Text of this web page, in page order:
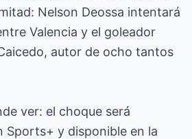
Nelson Deossa intentará
Valencia y el goleador
autor de ocho tantos
ver: el choque será
Sports+ y disponible en la